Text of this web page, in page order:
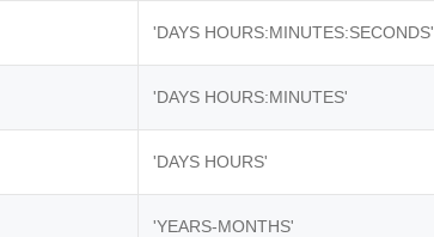
'DAYS HOURS:MINUTES:SECONDS'
'DAYS HOURS:MINUTES'
'DAYS HOURS'
'YEARS-MONTHS'